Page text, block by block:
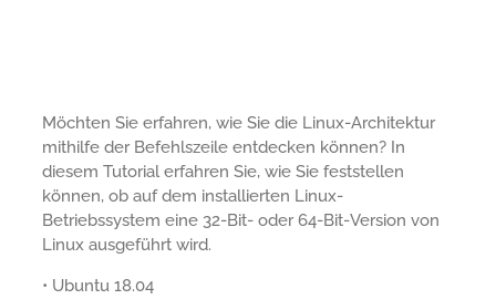
Möchten Sie erfahren, wie Sie die Linux-Architektur
mithilfe der Befehlszeile entdecken können? In
diesem Tutorial erfahren Sie, wie Sie feststellen
können, ob auf dem installierten Linux-
Betriebssystem eine 32-Bit- oder 64-Bit-Version von
Linux ausgeführt wird.
• Ubuntu 18.04